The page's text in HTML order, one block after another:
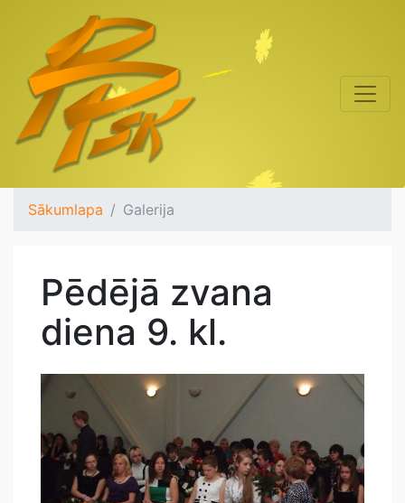
Sākumlapa Galerija
Pēdējā zvana
diena 9. kl.